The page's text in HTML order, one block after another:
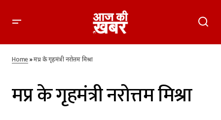
Home»मप्र के गृहमंत्री नरोत्तम मिश्रा
मप्र के गृहमंत्री नरोत्तम मिश्रा